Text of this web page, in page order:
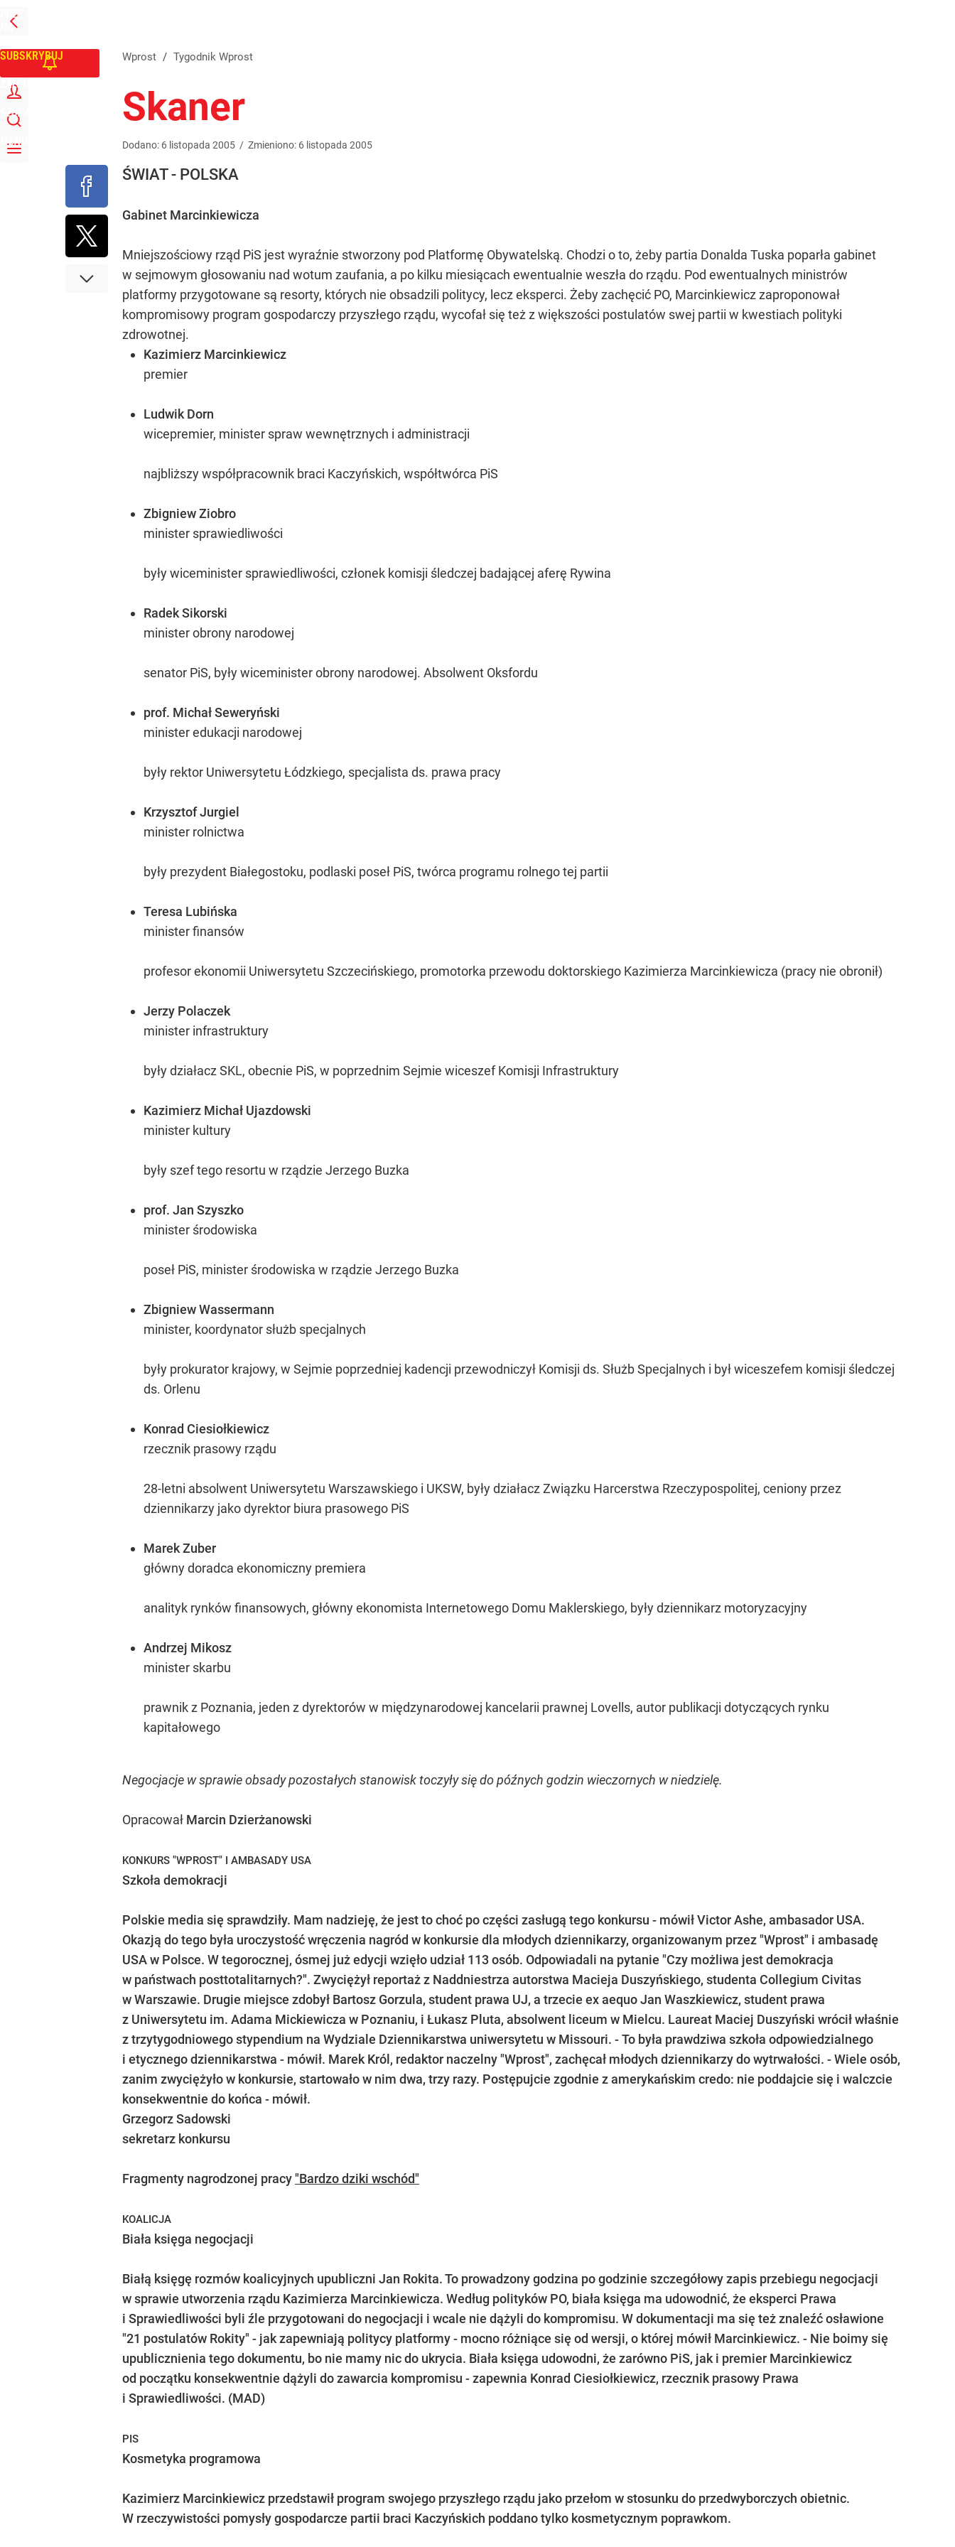
PRZEJDŹ
NA
GŁÓWNĄ
SUBSKRYBUJ
ZALOGUJ
SZUKAJ
MENU
Wprost / Tygodnik Wprost
Skaner
Dodano: 6 listopada 2005 / Zmieniono: 6 listopada 2005
ŚWIAT - POLSKA
Gabinet Marcinkiewicza
Mniejszościowy rząd PiS jest wyraźnie stworzony pod Platformę Obywatelską. Chodzi o to, żeby partia Donalda Tuska poparła gabinet
w sejmowym głosowaniu nad wotum zaufania, a po kilku miesiącach ewentualnie weszła do rządu. Pod ewentualnych ministrów
platformy przygotowane są resorty, których nie obsadzili politycy, lecz eksperci. Żeby zachęcić PO, Marcinkiewicz zaproponował
kompromisowy program gospodarczy przyszłego rządu, wycofał się też z większości postulatów swej partii w kwestiach polityki
zdrowotnej.
Kazimierz Marcinkiewicz
premier
Ludwik Dorn
wicepremier, minister spraw wewnętrznych i administracji
najbliższy współpracownik braci Kaczyńskich, współtwórca PiS
Zbigniew Ziobro
minister sprawiedliwości
były wiceminister sprawiedliwości, członek komisji śledczej badającej aferę Rywina
Radek Sikorski
minister obrony narodowej
senator PiS, były wiceminister obrony narodowej. Absolwent Oksfordu
prof. Michał Seweryński
minister edukacji narodowej
były rektor Uniwersytetu Łódzkiego, specjalista ds. prawa pracy
Krzysztof Jurgiel
minister rolnictwa
były prezydent Białegostoku, podlaski poseł PiS, twórca programu rolnego tej partii
Teresa Lubińska
minister finansów
profesor ekonomii Uniwersytetu Szczecińskiego, promotorka przewodu doktorskiego Kazimierza Marcinkiewicza (pracy nie obronił)
Jerzy Polaczek
minister infrastruktury
były działacz SKL, obecnie PiS, w poprzednim Sejmie wiceszef Komisji Infrastruktury
Kazimierz Michał Ujazdowski
minister kultury
były szef tego resortu w rządzie Jerzego Buzka
prof. Jan Szyszko
minister środowiska
poseł PiS, minister środowiska w rządzie Jerzego Buzka
Zbigniew Wassermann
minister, koordynator służb specjalnych
były prokurator krajowy, w Sejmie poprzedniej kadencji przewodniczył Komisji ds. Służb Specjalnych i był wiceszefem komisji śledczej
ds. Orlenu
Konrad Ciesiołkiewicz
rzecznik prasowy rządu
28-letni absolwent Uniwersytetu Warszawskiego i UKSW, były działacz Związku Harcerstwa Rzeczypospolitej, ceniony przez
dziennikarzy jako dyrektor biura prasowego PiS
Marek Zuber
główny doradca ekonomiczny premiera
analityk rynków finansowych, główny ekonomista Internetowego Domu Maklerskiego, były dziennikarz motoryzacyjny
Andrzej Mikosz
minister skarbu
prawnik z Poznania, jeden z dyrektorów w międzynarodowej kancelarii prawnej Lovells, autor publikacji dotyczących rynku
kapitałowego
Negocjacje w sprawie obsady pozostałych stanowisk toczyły się do późnych godzin wieczornych w niedzielę.
Opracował Marcin Dzierżanowski
KONKURS "WPROST" I AMBASADY USA
Szkoła demokracji
Polskie media się sprawdziły. Mam nadzieję, że jest to choć po części zasługą tego konkursu - mówił Victor Ashe, ambasador USA.
Okazją do tego była uroczystość wręczenia nagród w konkursie dla młodych dziennikarzy, organizowanym przez "Wprost" i ambasadę
USA w Polsce. W tegorocznej, ósmej już edycji wzięło udział 113 osób. Odpowiadali na pytanie "Czy możliwa jest demokracja
w państwach posttotalitarnych?". Zwyciężył reportaż z Naddniestrza autorstwa Macieja Duszyńskiego, studenta Collegium Civitas
w Warszawie. Drugie miejsce zdobył Bartosz Gorzula, student prawa UJ, a trzecie ex aequo Jan Waszkiewicz, student prawa
z Uniwersytetu im. Adama Mickiewicza w Poznaniu, i Łukasz Pluta, absolwent liceum w Mielcu. Laureat Maciej Duszyński wrócił właśnie
z trzytygodniowego stypendium na Wydziale Dziennikarstwa uniwersytetu w Missouri. - To była prawdziwa szkoła odpowiedzialnego
i etycznego dziennikarstwa - mówił. Marek Król, redaktor naczelny "Wprost", zachęcał młodych dziennikarzy do wytrwałości. - Wiele osób,
zanim zwyciężyło w konkursie, startowało w nim dwa, trzy razy. Postępujcie zgodnie z amerykańskim credo: nie poddajcie się i walczcie
konsekwentnie do końca - mówił.
Grzegorz Sadowski
sekretarz konkursu
Fragmenty nagrodzonej pracy "Bardzo dziki wschód"
KOALICJA
Biała księga negocjacji
Białą księgę rozmów koalicyjnych upubliczni Jan Rokita. To prowadzony godzina po godzinie szczegółowy zapis przebiegu negocjacji
w sprawie utworzenia rządu Kazimierza Marcinkiewicza. Według polityków PO, biała księga ma udowodnić, że eksperci Prawa
i Sprawiedliwości byli źle przygotowani do negocjacji i wcale nie dążyli do kompromisu. W dokumentacji ma się też znaleźć osławione
"21 postulatów Rokity" - jak zapewniają politycy platformy - mocno różniące się od wersji, o której mówił Marcinkiewicz. - Nie boimy się
upublicznienia tego dokumentu, bo nie mamy nic do ukrycia. Biała księga udowodni, że zarówno PiS, jak i premier Marcinkiewicz
od początku konsekwentnie dążyli do zawarcia kompromisu - zapewnia Konrad Ciesiołkiewicz, rzecznik prasowy Prawa
i Sprawiedliwości. (MAD)
PIS
Kosmetyka programowa
Kazimierz Marcinkiewicz przedstawił program swojego przyszłego rządu jako przełom w stosunku do przedwyborczych obietnic.
W rzeczywistości pomysły gospodarcze partii braci Kaczyńskich poddano tylko kosmetycznym poprawkom.